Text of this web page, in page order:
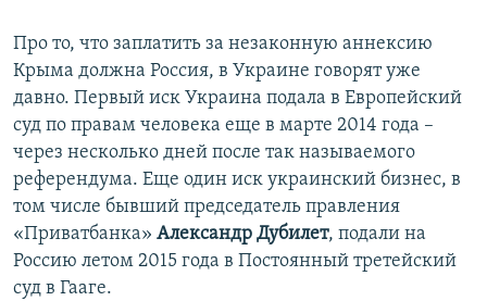
Про то, что заплатить за незаконную аннексию
Крыма должна Россия, в Украине говорят уже
давно. Первый иск Украина подала в Европейский
суд по правам человека еще в марте 2014 года –
через несколько дней после так называемого
референдума. Еще один иск украинский бизнес, в
том числе бывший председатель правления
«Приватбанка» Александр Дубилет, подали на
Россию летом 2015 года в Постоянный третейский
суд в Гааге.